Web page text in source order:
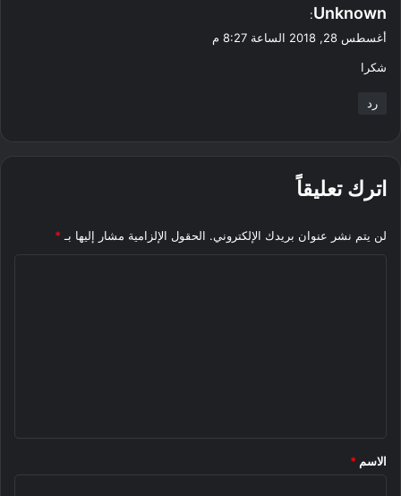
ي
ق
ل
Unknown
:
أغسطس 28, 2018 الساعة 8:27 م
شكرا
رد
اترك تعليقاً
لن يتم نشر عنوان بريدك الإلكتروني. الحقول الإلزامية مشار إليها بـ *
*
الاسم *